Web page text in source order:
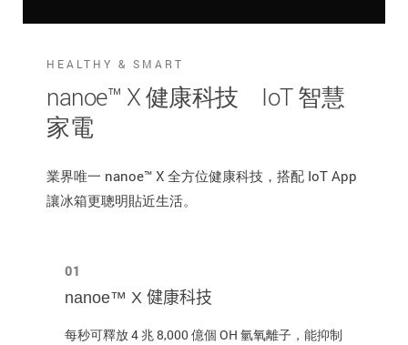
HEALTHY & SMART
nanoe™ X 健康科技 IoT 智慧
家電
業界唯一 nanoe™ X 全方位健康科技，搭配 IoT App
讓冰箱更聰明貼近生活。
01
nanoe™ X 健康科技
每秒可釋放 4 兆 8,000 億個 OH 氫氧離子，能抑制